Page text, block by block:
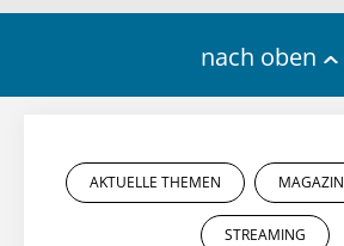
nach oben
AKTUELLE THEMEN MAGAZIN
STREAMING